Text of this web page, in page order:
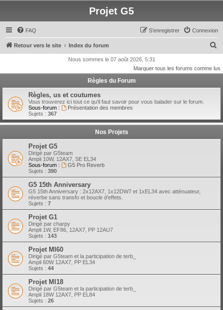
Projet G5
FAQ Connexion
S’enregistrer
Retour vers le site Index du forum
c
e
Nous sommes le 07 août 2026, 5:31
Marquer tous les forums comme lus
Règles du Forum
Règles, us et coutumes
Vous trouverez ici tout ce qu'il faut savoir pour vous balader sur le forum.
Sous-forum :
Présentation des membres
Sujets : 367
Nos Projets
Projet G5
Dirigé par G5team
Ampli 10W, 12AX7, SE EL34
Sous-forum :
G5 Pro Reverb
Sujets : 390
G5 15th Anniversary
G5 15th Anniversary : 2x12AX7, 1x12DW7 et 1xEL34 avec atténuateur,
réverbe sans transfo et boucle d'effets.
Sujets : 7
Projet G1
Dirigé par charpy
Ampli 1W, EF86, 12AX7, PP 12AU7
Sujets : 143
Projet MI60
Dirigé par G5team et la participation de terb_
Ampli 60W 12AX7, PP EL34
Sujets : 44
Projet MI18
Dirigé par G5team et la participation de terb_
Ampli 18W 12AX7, PP EL84
Sujets : 26